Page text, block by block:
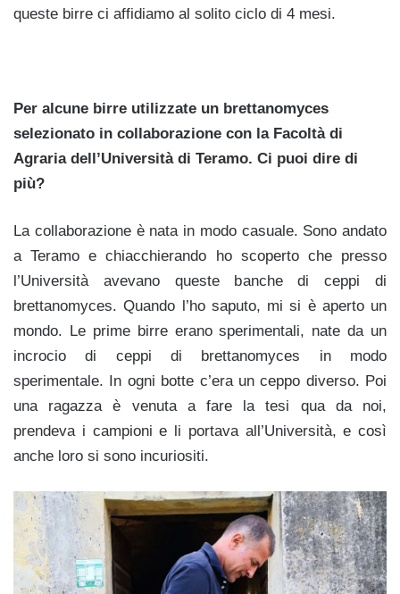
queste birre ci affidiamo al solito ciclo di 4 mesi.
Per alcune birre utilizzate un brettanomyces
selezionato in collaborazione con la Facoltà di
Agraria dell’Università di Teramo. Ci puoi dire di
più?
La collaborazione è nata in modo casuale. Sono andato
a Teramo e chiacchierando ho scoperto che presso
l’Università avevano queste banche di ceppi di
brettanomyces. Quando l’ho saputo, mi si è aperto un
mondo. Le prime birre erano sperimentali, nate da un
incrocio di ceppi di brettanomyces in modo
sperimentale. In ogni botte c’era un ceppo diverso. Poi
una ragazza è venuta a fare la tesi qua da noi,
prendeva i campioni e li portava all’Università, e così
anche loro si sono incuriositi.